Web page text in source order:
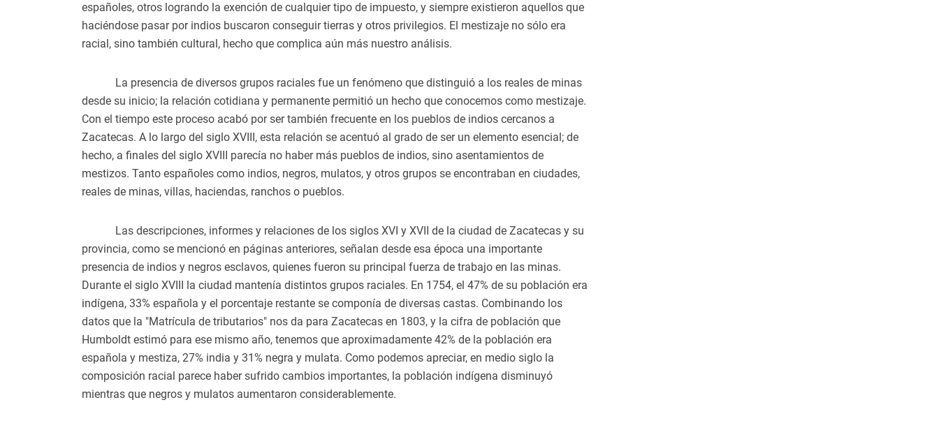
españoles, otros logrando la exención de cualquier tipo de impuesto, y siempre existieron aquellos que
haciéndose pasar por indios buscaron conseguir tierras y otros privilegios. El mestizaje no sólo era
racial, sino también cultural, hecho que complica aún más nuestro análisis.
La presencia de diversos grupos raciales fue un fenómeno que distinguió a los reales de minas
desde su inicio; la relación cotidiana y permanente permitió un hecho que conocemos como mestizaje.
Con el tiempo este proceso acabó por ser también frecuente en los pueblos de indios cercanos a
Zacatecas. A lo largo del siglo XVIII, esta relación se acentuó al grado de ser un elemento esencial; de
hecho, a finales del siglo XVIII parecía no haber más pueblos de indios, sino asentamientos de
mestizos. Tanto españoles como indios, negros, mulatos, y otros grupos se encontraban en ciudades,
reales de minas, villas, haciendas, ranchos o pueblos.
Las descripciones, informes y relaciones de los siglos XVI y XVII de la ciudad de Zacatecas y su
provincia, como se mencionó en páginas anteriores, señalan desde esa época una importante
presencia de indios y negros esclavos, quienes fueron su principal fuerza de trabajo en las minas.
Durante el siglo XVIII la ciudad mantenía distintos grupos raciales. En 1754, el 47% de su población era
indígena, 33% española y el porcentaje restante se componía de diversas castas. Combinando los
datos que la "Matrícula de tributarios" nos da para Zacatecas en 1803, y la cifra de población que
Humboldt estimó para ese mismo año, tenemos que aproximadamente 42% de la población era
española y mestiza, 27% india y 31% negra y mulata. Como podemos apreciar, en medio siglo la
composición racial parece haber sufrido cambios importantes, la población indígena disminuyó
mientras que negros y mulatos aumentaron considerablemente.